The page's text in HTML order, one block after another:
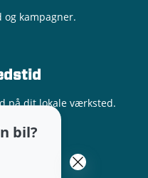
kampagner.
på dit lokale værksted.
bil?